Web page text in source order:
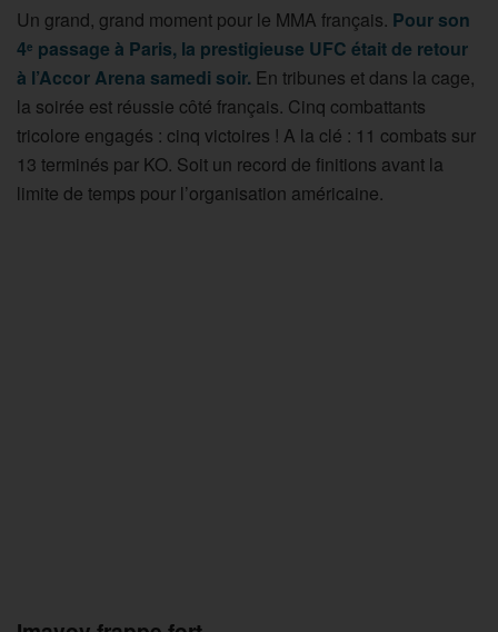
Un grand, grand moment pour le MMA français. Pour son
4e passage à Paris, la prestigieuse UFC était de retour
à l’Accor Arena samedi soir. En tribunes et dans la cage,
la soirée est réussie côté français. Cinq combattants
tricolore engagés : cinq victoires ! A la clé : 11 combats sur
13 terminés par KO. Soit un record de finitions avant la
limite de temps pour l’organisation américaine.